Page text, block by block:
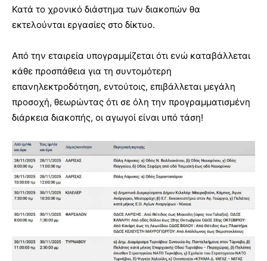
Κατά το χρονικό διάστημα των διακοπών θα
εκτελούνται εργασίες στο δίκτυο.
Από την εταιρεία υπογραμμίζεται ότι ενώ καταβάλλεται
κάθε προσπάθεια για τη συντομότερη
επανηλεκτροδότηση, εντούτοις, επιβάλλεται μεγάλη
προσοχή, θεωρώντας ότι σε όλη την προγραμματισμένη
διάρκεια διακοπής, οι αγωγοί είναι υπό τάση!